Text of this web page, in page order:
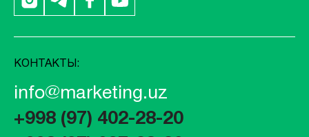
КОНТАКТЫ:
info@marketing.uz
+998 (97) 402-28-20